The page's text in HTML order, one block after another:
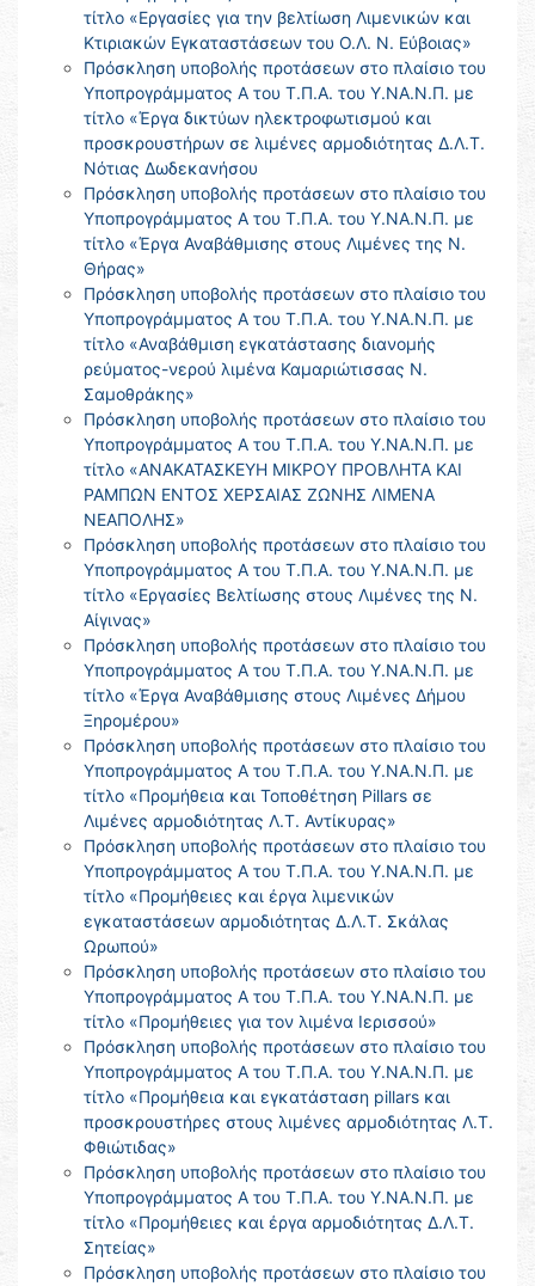
τίτλο «Εργασίες για την βελτίωση Λιμενικών και
Κτιριακών Εγκαταστάσεων του Ο.Λ. Ν. Εύβοιας»
Πρόσκληση υποβολής προτάσεων στο πλαίσιο του
Υποπρογράμματος Α του Τ.Π.Α. του Υ.ΝΑ.Ν.Π. με
τίτλο «Έργα δικτύων ηλεκτροφωτισμού και
προσκρουστήρων σε λιμένες αρμοδιότητας Δ.Λ.Τ.
Νότιας Δωδεκανήσου
Πρόσκληση υποβολής προτάσεων στο πλαίσιο του
Υποπρογράμματος Α του Τ.Π.Α. του Υ.ΝΑ.Ν.Π. με
τίτλο «Έργα Αναβάθμισης στους Λιμένες της Ν.
Θήρας»
Πρόσκληση υποβολής προτάσεων στο πλαίσιο του
Υποπρογράμματος Α του Τ.Π.Α. του Υ.ΝΑ.Ν.Π. με
τίτλο «Αναβάθμιση εγκατάστασης διανομής
ρεύματος-νερού λιμένα Καμαριώτισσας Ν.
Σαμοθράκης»
Πρόσκληση υποβολής προτάσεων στο πλαίσιο του
Υποπρογράμματος Α του Τ.Π.Α. του Υ.ΝΑ.Ν.Π. με
τίτλο «ΑΝΑΚΑΤΑΣΚΕΥΗ ΜΙΚΡΟΥ ΠΡΟΒΛΗΤΑ ΚΑΙ
ΡΑΜΠΩΝ ΕΝΤΟΣ ΧΕΡΣΑΙΑΣ ΖΩΝΗΣ ΛΙΜΕΝΑ
ΝΕΑΠΟΛΗΣ»
Πρόσκληση υποβολής προτάσεων στο πλαίσιο του
Υποπρογράμματος Α του Τ.Π.Α. του Υ.ΝΑ.Ν.Π. με
τίτλο «Εργασίες Βελτίωσης στους Λιμένες της Ν.
Αίγινας»
Πρόσκληση υποβολής προτάσεων στο πλαίσιο του
Υποπρογράμματος Α του Τ.Π.Α. του Υ.ΝΑ.Ν.Π. με
τίτλο «Έργα Αναβάθμισης στους Λιμένες Δήμου
Ξηρομέρου»
Πρόσκληση υποβολής προτάσεων στο πλαίσιο του
Υποπρογράμματος Α του Τ.Π.Α. του Υ.ΝΑ.Ν.Π. με
τίτλο «Προμήθεια και Τοποθέτηση Pillars σε
Λιμένες αρμοδιότητας Λ.Τ. Αντίκυρας»
Πρόσκληση υποβολής προτάσεων στο πλαίσιο του
Υποπρογράμματος Α του Τ.Π.Α. του Υ.ΝΑ.Ν.Π. με
τίτλο «Προμήθειες και έργα λιμενικών
εγκαταστάσεων αρμοδιότητας Δ.Λ.Τ. Σκάλας
Ωρωπού»
Πρόσκληση υποβολής προτάσεων στο πλαίσιο του
Υποπρογράμματος Α του Τ.Π.Α. του Υ.ΝΑ.Ν.Π. με
τίτλο «Προμήθειες για τον λιμένα Ιερισσού»
Πρόσκληση υποβολής προτάσεων στο πλαίσιο του
Υποπρογράμματος Α του Τ.Π.Α. του Υ.ΝΑ.Ν.Π. με
τίτλο «Προμήθεια και εγκατάσταση pillars και
προσκρουστήρες στους λιμένες αρμοδιότητας Λ.Τ.
Φθιώτιδας»
Πρόσκληση υποβολής προτάσεων στο πλαίσιο του
Υποπρογράμματος Α του Τ.Π.Α. του Υ.ΝΑ.Ν.Π. με
τίτλο «Προμήθειες και έργα αρμοδιότητας Δ.Λ.Τ.
Σητείας»
Πρόσκληση υποβολής προτάσεων στο πλαίσιο του